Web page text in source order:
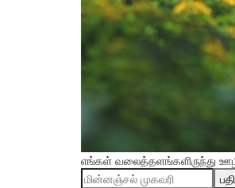
எங்கள் வலைத்தளங்களிருந்து